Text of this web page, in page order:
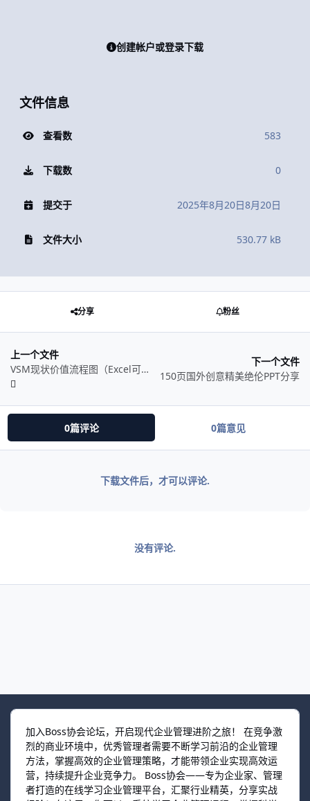
创建帐户或登录下载
文件信息
查看数 583
下载数 0
提交于 2025年8月20日8月20日
文件大小 530.77 kB
分享 粉丝
上一个文件
VSM现状价值流程图（Excel可编辑），仅供参考
下一个文件
150页国外创意精美绝伦PPT分享
0篇评论 0篇意见
下载文件后，才可以评论.
没有评论.
加入Boss协会论坛，开启现代企业管理进阶之旅！ 在竞争激
烈的商业环境中，优秀管理者需要不断学习前沿的企业管理
方法，掌握高效的企业管理策略，才能带领企业实现高效运
营，持续提升企业竞争力。 Boss协会——专为企业家、管理
者打造的在线学习企业管理平台，汇聚行业精英，分享实战